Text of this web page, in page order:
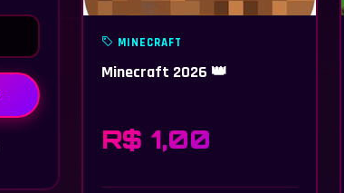
MINECRAFT
Minecraft 2026 👑
R$ 1,00